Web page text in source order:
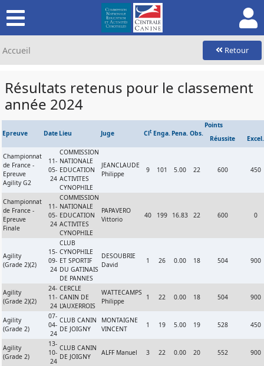
Accueil Retour
Résultats retenus pour le classement
année 2024
Epreuve Date Lieu Juge Clt Enga. Pena. Obs.
Points
Réussite
Excel.
Championnat
de France -
Epreuve
Agility G2
11-
05-
24
COMMISSION
NATIONALE
EDUCATION
ACTIVITES
CYNOPHILE
JEANCLAUDE
Philippe
9 101 5.00 22 600 450
Championnat
de France -
Epreuve
Finale
11-
05-
24
COMMISSION
NATIONALE
EDUCATION
ACTIVITES
CYNOPHILE
PAPAVERO
Vittorio
40 199 16.83 22 600 0
Agility
(Grade 2)(2)
15-
09-
24
CLUB
CYNOPHILE
ET SPORTIF
DU GATINAIS
DE PANNES
DESOUBRIE
David
1 26 0.00 18 504 900
Agility
(Grade 2)(2)
24-
11-
24
CERCLE
CANIN DE
L'AUXERROIS
WATTECAMPS
Philippe
1 22 0.00 18 504 900
Agility
(Grade 2)
07-
04-
24
CLUB CANIN
DE JOIGNY
MONTAIGNE
VINCENT
1 19 5.00 19 528 450
Agility
(Grade 2)
13-
10-
24
CLUB CANIN
DE JOIGNY
ALFF Manuel 3 22 0.00 20 552 900